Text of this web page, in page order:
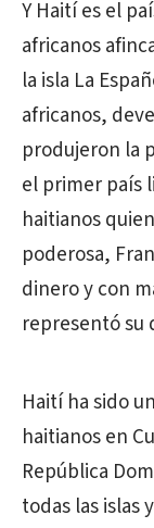
Y Haití es el
africanos
la isla La
africanos,
produjeron la
el primer país
haitianos
poderosa,
dinero y con
representó su
Haití ha sido
haitianos en
República
todas las islas